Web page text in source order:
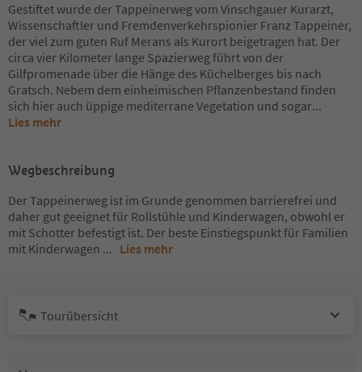
Gestiftet wurde der Tappeinerweg vom Vinschgauer Kurarzt,
Wissenschaftler und Fremdenverkehrspionier Franz Tappeiner,
der viel zum guten Ruf Merans als Kurort beigetragen hat. Der
circa vier Kilometer lange Spazierweg führt von der
Gilfpromenade über die Hänge des Küchelberges bis nach
Gratsch. Nebem dem einheimischen Pflanzenbestand finden
sich hier auch üppige mediterrane Vegetation und sogar...
Lies mehr
Wegbeschreibung
Der Tappeinerweg ist im Grunde genommen barrierefrei und
daher gut geeignet für Rollstühle und Kinderwagen, obwohl er
mit Schotter befestigt ist. Der beste Einstiegspunkt für Familien
mit Kinderwagen ... Lies mehr
Tourübersicht